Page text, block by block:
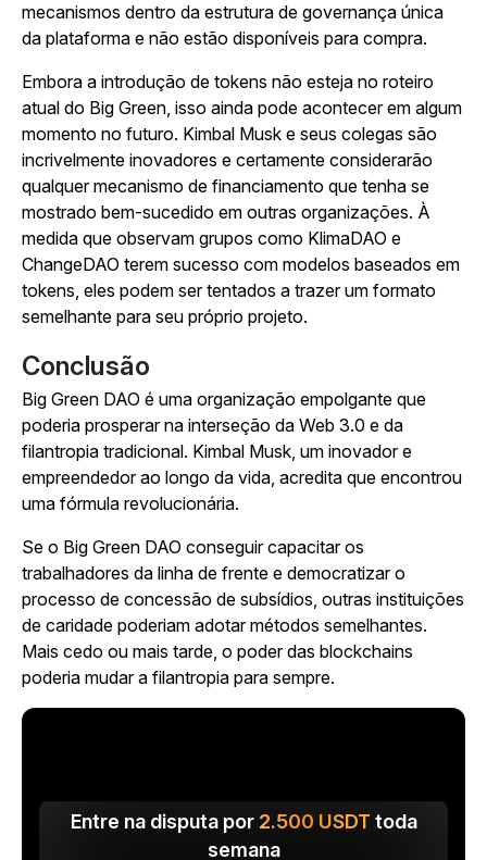
mecanismos dentro da estrutura de governança única
da plataforma e não estão disponíveis para compra.
Embora a introdução de tokens não esteja no roteiro
atual do Big Green, isso ainda pode acontecer em algum
momento no futuro. Kimbal Musk e seus colegas são
incrivelmente inovadores e certamente considerarão
qualquer mecanismo de financiamento que tenha se
mostrado bem-sucedido em outras organizações. À
medida que observam grupos como KlimaDAO e
ChangeDAO terem sucesso com modelos baseados em
tokens, eles podem ser tentados a trazer um formato
semelhante para seu próprio projeto.
Conclusão
Big Green DAO é uma organização empolgante que
poderia prosperar na interseção da Web 3.0 e da
filantropia tradicional. Kimbal Musk, um inovador e
empreendedor ao longo da vida, acredita que encontrou
uma fórmula revolucionária.
Se o Big Green DAO conseguir capacitar os
trabalhadores da linha de frente e democratizar o
processo de concessão de subsídios, outras instituições
de caridade poderiam adotar métodos semelhantes.
Mais cedo ou mais tarde, o poder das blockchains
poderia mudar a filantropia para sempre.
Entre na disputa por 2.500 USDT toda
semana